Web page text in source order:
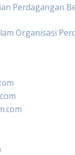
Perdagangan
Organisasi